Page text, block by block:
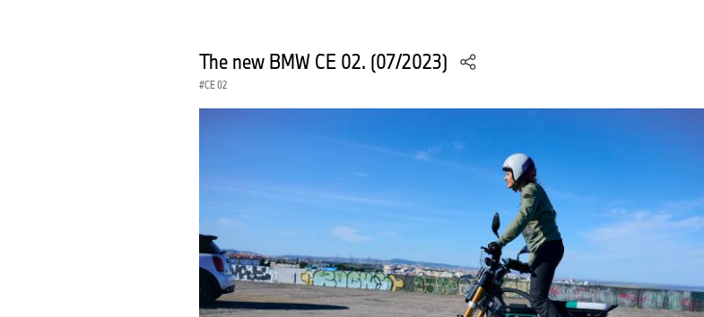
The new BMW CE 02. (07/2023)
CE 02